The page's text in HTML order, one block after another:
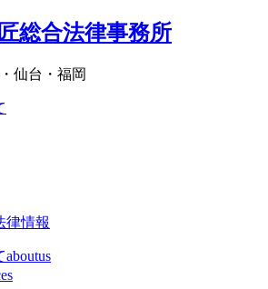
仙台・福岡
律情報
aboutus